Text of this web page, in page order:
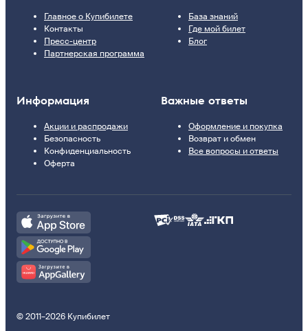
Главное о Купибилете
Контакты
Пресс-центр
Партнерская программа
База знаний
Где мой билет
Блог
Информация
Акции и распродажи
Безопасность
Конфиденциальность
Оферта
Важные ответы
Оформление и покупка
Возврат и обмен
Все вопросы и ответы
© 2011–2026 Купибилет